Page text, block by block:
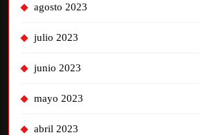
agosto 2023
julio 2023
junio 2023
mayo 2023
abril 2023